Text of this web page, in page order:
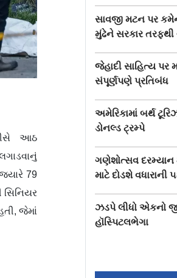
આઠ
79
સિનિયર
જેમાં
સાવજી મટન પર
મુંઢેને સરકાર તરફથી
જેહાદી સાહિત્ય પર
સંપૂર્ણપણે પ્રતિબંધ
અમેરિકામાં બર્થ
ડોનલ્ડ ટ્રમ્પે
ગણેશોત્સવ
માટે દોડશે વધારાની
ઝડપે લીધો એકનો
હૉસ્પિટલભેગા